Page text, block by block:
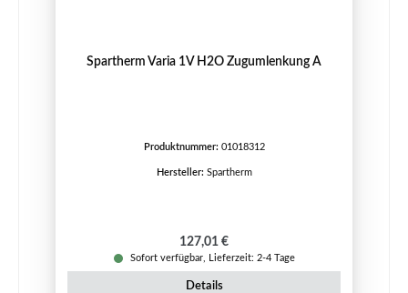
Spartherm Varia 1V H2O Zugumlenkung A
Produktnummer: 01018312
Hersteller: Spartherm
Regulärer Preis:
127,01 €
Sofort verfügbar, Lieferzeit: 2-4 Tage
Details